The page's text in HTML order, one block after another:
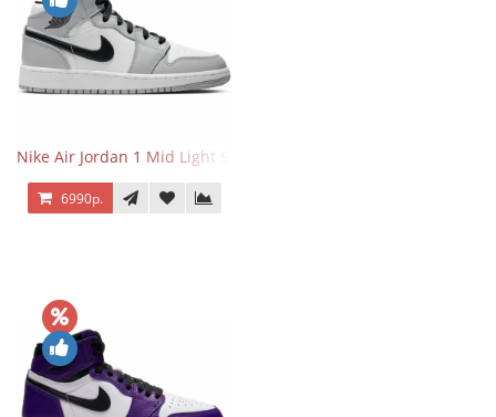
Nike Air Jordan 1 Mid Light Smoke Grey
6990р.